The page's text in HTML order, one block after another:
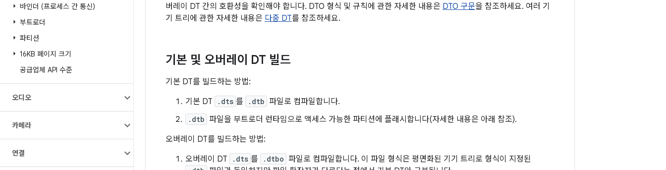
바인더 (프로세스 간 통신)
부트로더
파티션
16KB 페이지 크기
공급업체 API 수준
오디오
카메라
연결
버레이 DT 간의 호환성을 확인해야 합니다. DTO 형식 및 규칙에 관한 자세한 내용은 DTO 구문을 참조하세요. 여러 기
기 트리에 관한 자세한 내용은 다중 DT를 참조하세요.
기본 및 오버레이 DT 빌드
기본 DT를 빌드하는 방법:
기본 DT
.dts 를 .dtb 파일로 컴파일합니다.
.dtb 파일을 부트로더 런타임으로 액세스 가능한 파티션에 플래시합니다(자세한 내용은 아래 참조).
오버레이 DT를 빌드하는 방법:
오버레이 DT
.dts 를 .dtbo 파일로 컴파일합니다. 이 파일 형식은 평면화된 기기 트리로 형식이 지정된